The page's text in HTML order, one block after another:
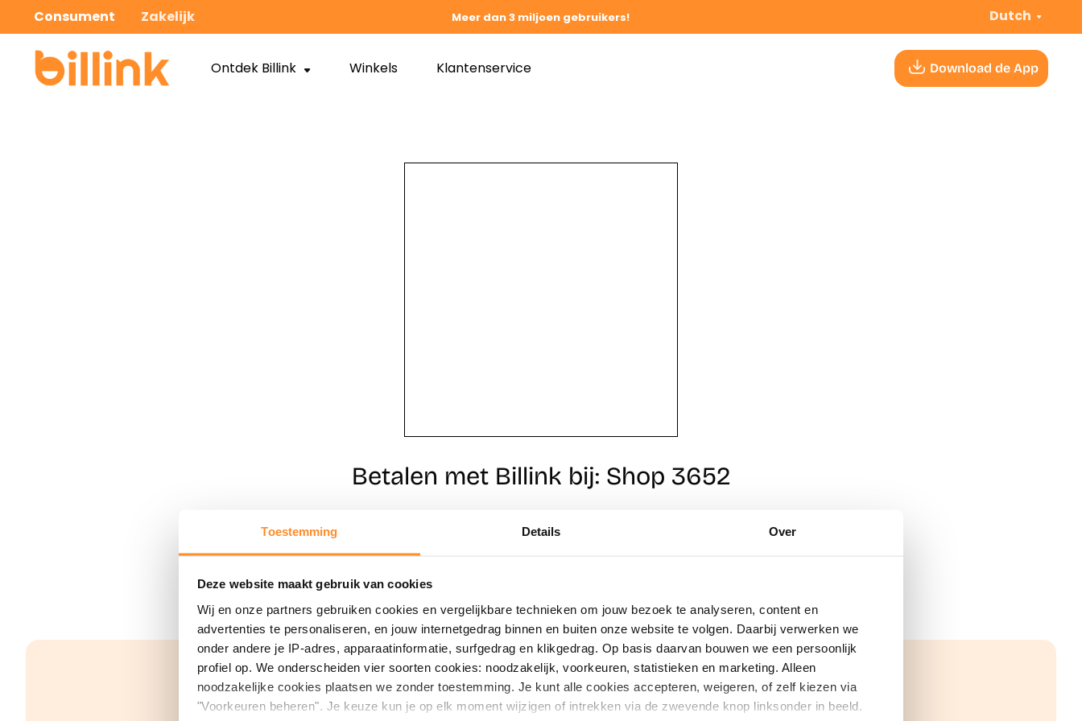
Toestemming Details Over
Deze website maakt gebruik van cookies
Wij en onze partners gebruiken cookies en vergelijkbare technieken om jouw bezoek te analyseren, content en
advertenties te personaliseren, en jouw internetgedrag binnen en buiten onze website te volgen. Daarbij verwerken we
onder andere je IP-adres, apparaatinformatie, surfgedrag en klikgedrag. Op basis daarvan bouwen we een persoonlijk
profiel op. We onderscheiden vier soorten cookies: noodzakelijk, voorkeuren, statistieken en marketing. Alleen
noodzakelijke cookies plaatsen we zonder toestemming. Je kunt alle cookies accepteren, weigeren, of zelf kiezen via
"Voorkeuren beheren". Je keuze kun je op elk moment wijzigen of intrekken via de zwevende knop linksonder in beeld.
Consument Zakelijk Meer dan 3 miljoen gebruikers! Dutch
Ontdek Billink Winkels Klantenservice Download de App
Betalen met Billink bij: Shop 3652